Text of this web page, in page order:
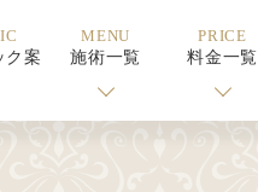
ク案
MENU
施術一覧
PRICE
料金一覧